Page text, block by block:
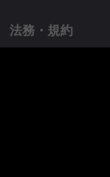
法務・規約